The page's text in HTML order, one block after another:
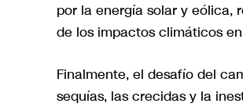
por la energía solar y eólica,
de los impactos climáticos
Finalmente, el desafío del
sequías, las crecidas y la